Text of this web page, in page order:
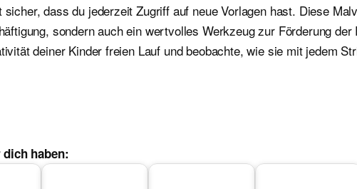
dass du jederzeit Zugriff auf neue Vorlagen hast. Diese
sondern auch ein wertvolles Werkzeug zur Förderung der
deiner Kinder freien Lauf und beobachte, wie sie mit jedem
haben: